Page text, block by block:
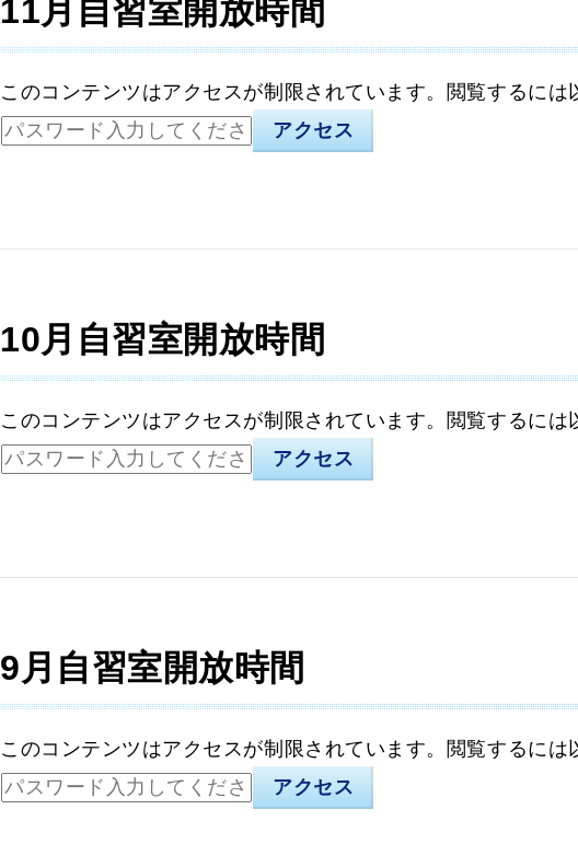
11月自習室開放時間
このコンテンツはアクセスが制限されています。閲覧するには
10月自習室開放時間
このコンテンツはアクセスが制限されています。閲覧するには
9月自習室開放時間
このコンテンツはアクセスが制限されています。閲覧するには